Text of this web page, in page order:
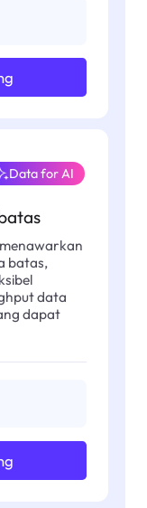
Data for AI
batas,
data
dapat